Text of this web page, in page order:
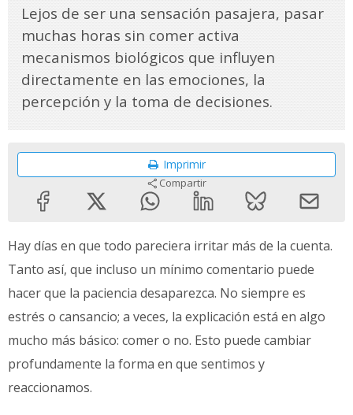
Lejos de ser una sensación pasajera, pasar
muchas horas sin comer activa
mecanismos biológicos que influyen
directamente en las emociones, la
percepción y la toma de decisiones.
Imprimir
Compartir
Hay días en que todo pareciera irritar más de la cuenta.
Tanto así, que incluso un mínimo comentario puede
hacer que la paciencia desaparezca. No siempre es
estrés o cansancio; a veces, la explicación está en algo
mucho más básico: comer o no. Esto puede cambiar
profundamente la forma en que sentimos y
reaccionamos.